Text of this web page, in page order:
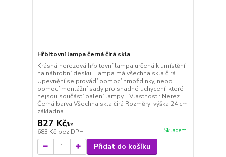
Hřbitovní lampa černá čirá skla
Krásná nerezová hřbitovní lampa určená k umístění
na náhrobní desku. Lampa má všechna skla čirá.
Upevnění se provádí pomocí hmoždinky, nebo
pomocí montážní sady pro snadné uchycení, které
nejsou součástí balení lampy. Vlastnosti: Nerez
Černá barva Všechna skla čirá Rozměry: výška 24 cm
základna...
827 Kč/ks
683 Kč bez DPH Skladem
Přidat do košíku